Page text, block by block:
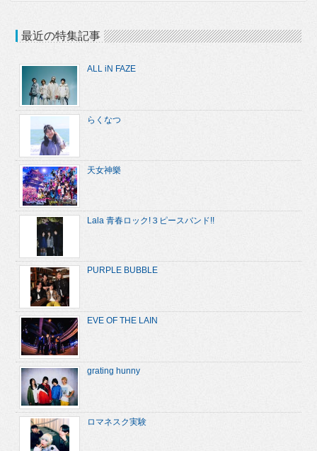
最近の特集記事
ALL iN FAZE
らくなつ
天女神樂
Lala 青春ロック!３ピースバンド!!
PURPLE BUBBLE
EVE OF THE LAIN
grating hunny
ロマネスク実験